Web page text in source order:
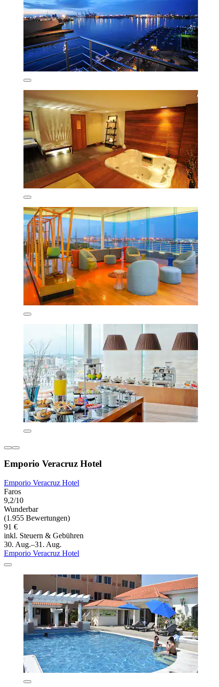
Emporio Veracruz Hotel
Emporio Veracruz Hotel
Faros
9,2/10
Wunderbar
(1.955 Bewertungen)
91 €
inkl. Steuern & Gebühren
30. Aug.–31. Aug.
Emporio Veracruz Hotel